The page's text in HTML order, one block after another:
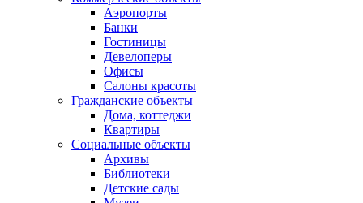
Аэропорты
Банки
Гостиницы
Девелоперы
Офисы
Салоны красоты
Гражданские объекты
Дома, коттеджи
Квартиры
Социальные объекты
Архивы
Библиотеки
Детские сады